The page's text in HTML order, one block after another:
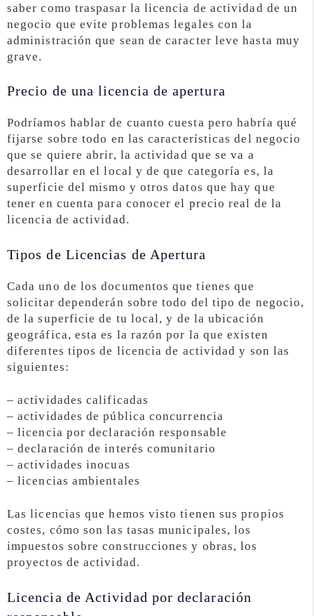
saber como traspasar la licencia de actividad de un
negocio que evite problemas legales con la
administración que sean de caracter leve hasta muy
grave.
Precio de una licencia de apertura
Podríamos hablar de cuanto cuesta pero habría qué
fijarse sobre todo en las características del negocio
que se quiere abrir, la actividad que se va a
desarrollar en el local y de que categoría es, la
superficie del mismo y otros datos que hay que
tener en cuenta para conocer el precio real de la
licencia de actividad.
Tipos de Licencias de Apertura
Cada uno de los documentos que tienes que
solicitar dependerán sobre todo del tipo de negocio,
de la superficie de tu local, y de la ubicación
geográfica, esta es la razón por la que existen
diferentes tipos de licencia de actividad y son las
siguientes:
– actividades calificadas
– actividades de pública concurrencia
– licencia por declaración responsable
– declaración de interés comunitario
– actividades inocuas
– licencias ambientales
Las licencias que hemos visto tienen sus propios
costes, cómo son las tasas municipales, los
impuestos sobre construcciones y obras, los
proyectos de actividad.
Licencia de Actividad por declaración